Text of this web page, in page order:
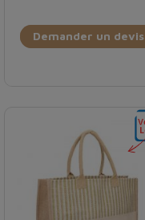
Demander un devis